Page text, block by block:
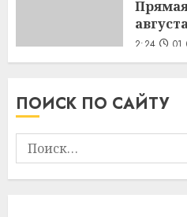
2:24
ПОИСК ПО САЙТУ
Найти: